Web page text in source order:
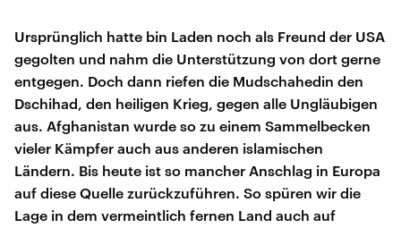
Ursprünglich hatte bin Laden noch als Freund der USA
gegolten und nahm die Unterstützung von dort gerne
entgegen. Doch dann riefen die Mudschahedin den
Dschihad, den heiligen Krieg, gegen alle Ungläubigen
aus. Afghanistan wurde so zu einem Sammelbecken
vieler Kämpfer auch aus anderen islamischen
Ländern. Bis heute ist so mancher Anschlag in Europa
auf diese Quelle zurückzuführen. So spüren wir die
Lage in dem vermeintlich fernen Land auch auf